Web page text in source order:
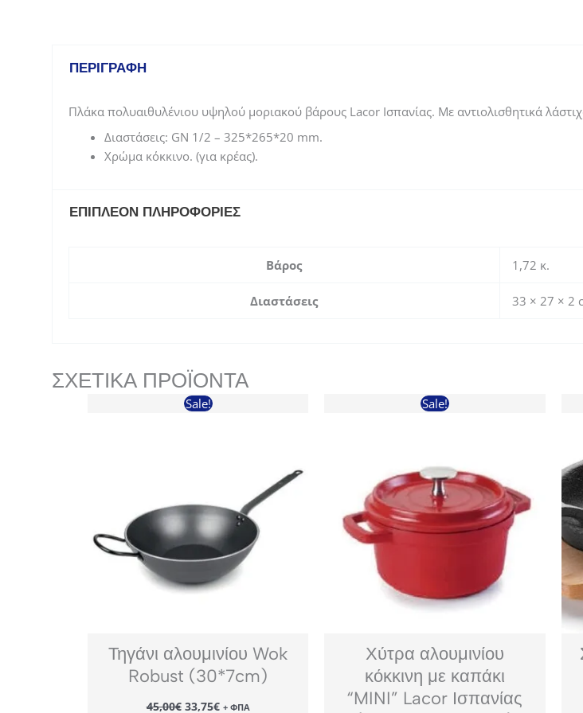
ΠΕΡΙΓΡΑΦΉ
Πλάκα πολυαιθυλένιου υψηλού μοριακού βάρους Lacor Ισπανίας. Με αντιολισθητικά
Διαστάσεις: GN 1/2 – 325*265*20 mm.
Χρώμα κόκκινο. (για κρέας).
ΕΠΙΠΛΈΟΝ ΠΛΗΡΟΦΟΡΊΕΣ
Βάρος 1,72 κ.
Διαστάσεις 33 × 27 × 2
ΣΧΕΤΙΚΆ ΠΡΟΪΌΝΤΑ
Sale!
Τηγάνι αλουμινίου Wok
Robust (30*7cm)
45,00€ Original
33,75€Η+ ΦΠΑ
Sale!
Χύτρα αλουμινίου
κόκκινη με καπάκι
“MINI” Lacor Ισπανίας